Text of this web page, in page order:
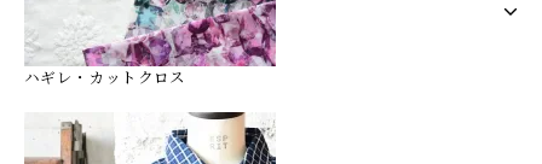
ハギレ・カットクロス